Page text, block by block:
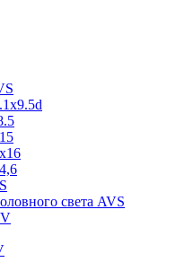
света AVS